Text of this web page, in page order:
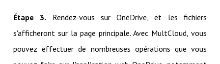
Étape 3. Rendez-vous sur OneDrive, et les fichiers
s'afficheront sur la page principale. Avec MultCloud, vous
pouvez effectuer de nombreuses opérations que vous